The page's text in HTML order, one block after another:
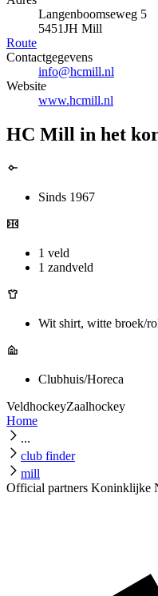
Langenboomseweg 5
5451JH Mill
Route
Contactgegevens
info@hcmill.nl
Website
www.hcmill.nl
HC Mill in het
Sinds 1967
1 veld
1 zandveld
Wit shirt, witte broek/
Clubhuis/Horeca
VeldhockeyZaalhockey
Home
...
club finder
mill
Official partners Koninklijke